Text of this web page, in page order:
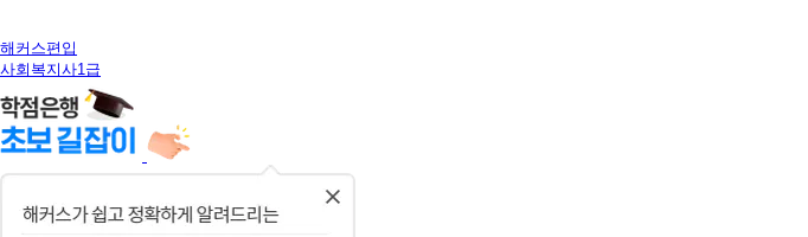
해커스편입
사회복지사1급